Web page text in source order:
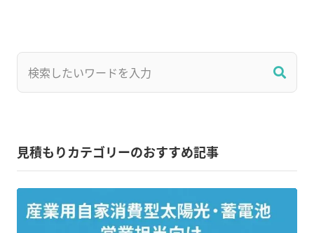
見積もりカテゴリーのおすすめ記事